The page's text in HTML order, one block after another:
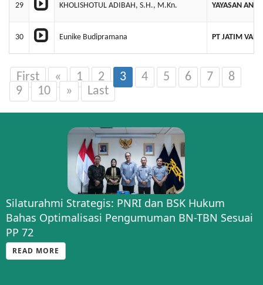
29 KHOLISHOTUL ADIBAH, S.H., M.Kn. YAYASAN AN
30 Eunike Budipramana PT JATIM VAN
First « 1 2 3 4 5 6 7
8
9
10 » Last
Silaturahmi Strategis: PNRI dan BSK Hukum
Bahas Optimalisasi Pengumuman BN-TBN Sesuai
PP 72
READ MORE